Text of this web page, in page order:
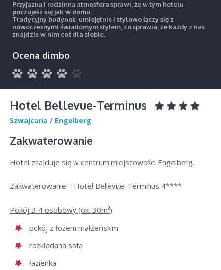
Przyjazna i rodzinna atmosfera sprawi, że w tym hotelu
poczujesz się jak w domu.
Tradycyjny budynek umiejętnie i stylowo łączy się z
nowoczesnymi świadomym stylem, co sprawia, że każdy z nas
znajdzie w nim coś dla siebie.
Ocena dimbo
Hotel Bellevue-Terminus
Szwajcaria / Engelberg
Zakwaterowanie
Hotel znajduje się w centrum miejscowości Engelberg.
Zakwaterowanie – Hotel Bellevue-Terminus 4****
Pokój 3-4 osobowy (ok. 30m²)
pokój z łożem małżeńskim
rozkładana sofa
łazienka